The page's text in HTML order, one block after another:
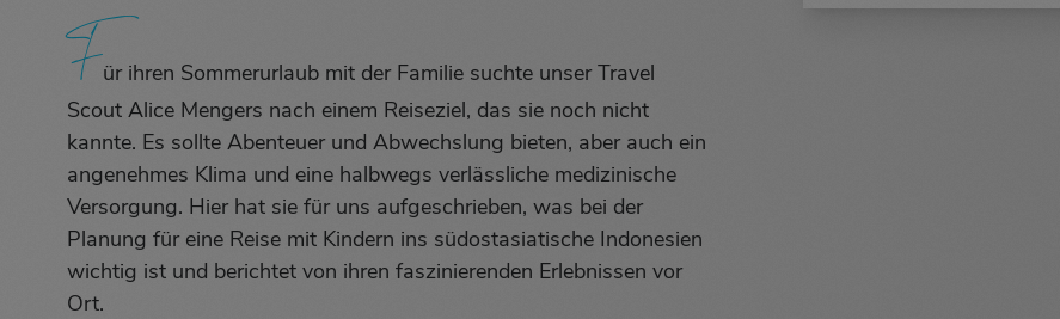
F
Für ihren Sommerurlaub mit der Familie suchte unser Travel
Scout Alice Mengers nach einem Reiseziel, das sie noch nicht
kannte. Es sollte Abenteuer und Abwechslung bieten, aber auch ein
angenehmes Klima und eine halbwegs verlässliche medizinische
Versorgung. Hier hat sie für uns aufgeschrieben, was bei der
Planung für eine Reise mit Kindern ins südostasiatische Indonesien
wichtig ist und berichtet von ihren faszinierenden Erlebnissen vor
Ort.